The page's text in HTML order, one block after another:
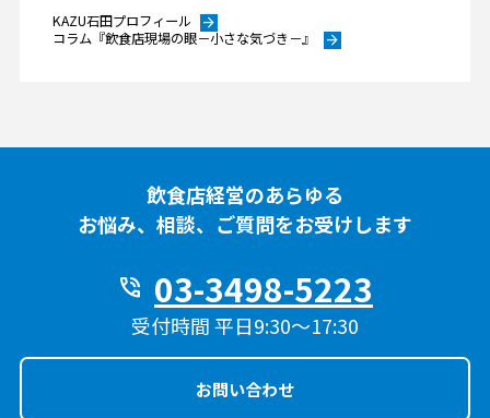
KAZU石田プロフィール arrow_forward
コラム『飲食店現場の眼－小さな気づき－』 arrow_forward
飲食店経営のあらゆる
お悩み、相談、ご質問をお受けします
phone_in_talk 03-3498-5223
受付時間 平日9:30〜17:30
お問い合わせ